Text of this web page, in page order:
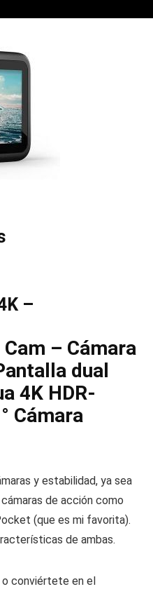
–
– Cámara
dual
4K HDR-
Cámara
y estabilidad, ya sea
de acción como
(que es mi favorita).
de ambas.
conviértete en el